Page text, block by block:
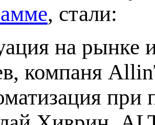
, стали:
на рынке
компаня